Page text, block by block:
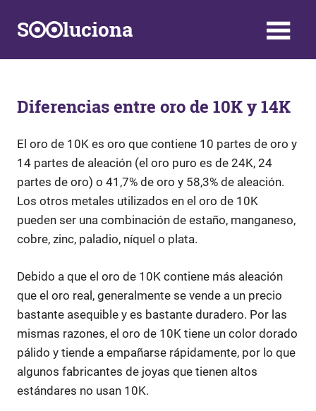
S luciona
y
Soluciones
problemas
de
la
diaria
Diferencias entre oro de 10K y 14K
El oro de 10K es oro que contiene 10 partes de oro y
14 partes de aleación (el oro puro es de 24K, 24
partes de oro) o 41,7% de oro y 58,3% de aleación.
Los otros metales utilizados en el oro de 10K
pueden ser una combinación de estaño, manganeso,
cobre, zinc, paladio, níquel o plata.
Debido a que el oro de 10K contiene más aleación
que el oro real, generalmente se vende a un precio
bastante asequible y es bastante duradero. Por las
mismas razones, el oro de 10K tiene un color dorado
pálido y tiende a empañarse rápidamente, por lo que
algunos fabricantes de joyas que tienen altos
estándares no usan 10K.